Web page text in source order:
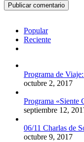
Popular
Reciente
Programa de
octubre 2, 2017
Programa «Siente
septiembre 12,
06/11 Charlas de
octubre 9, 2017